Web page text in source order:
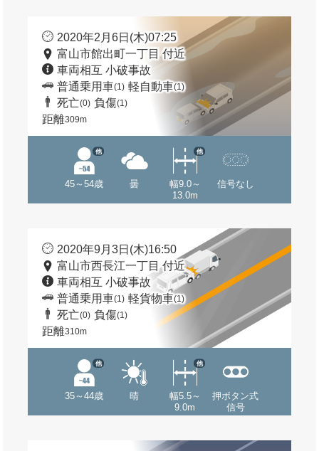
2020年2月6日(木)07:25
富山市館出町一丁目 付近
車両相互 小破事故
普通乗用車(1) 軽自動車(1)
死亡(0) 負傷(1)
距離309m
45～54歳
他
曇
幅9.0～
13.0m
他
信号なし
2020年9月3日(木)16:50
富山市西長江一丁目 付近
車両相互 小破事故
普通乗用車(1) 軽貨物車(1)
死亡(0) 負傷(1)
距離310m
35～44歳
他
晴
幅5.5～
9.0m
他
押ボタン式
信号